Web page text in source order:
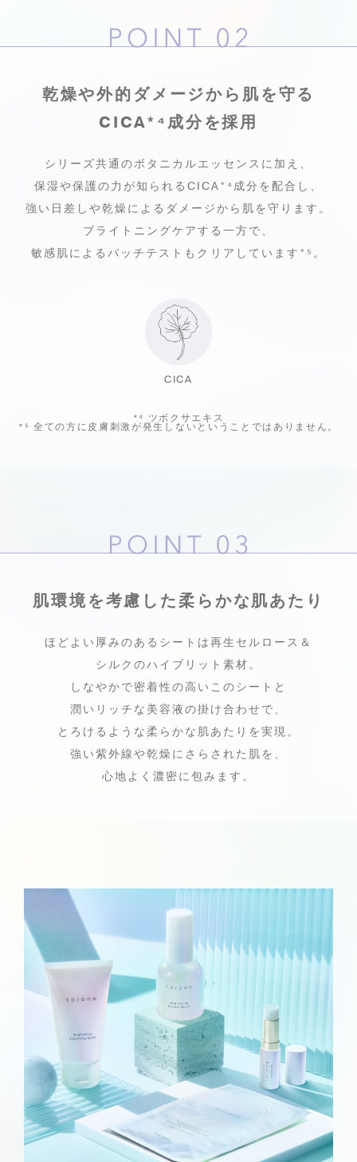
乾燥や外的ダメージから肌を守る
CICA*⁴成分を採用
シリーズ共通のボタニカルエッセンスに加え、
保湿や保護の力が知られるCICA*⁴成分を配合し、
強い日差しや乾燥によるダメージから肌を守ります。
ブライトニングケアする一方で、
敏感肌によるパッチテストもクリアしています*⁵。
CICA
*⁴ ツボクサエキス
*⁵ 全ての方に皮膚刺激が発生しないということではありません。
肌環境を考慮した柔らかな肌あたり
ほどよい厚みのあるシートは再生セルロース＆
シルクのハイブリット素材。
しなやかで密着性の高いこのシートと
潤いリッチな美容液の掛け合わせで、
とろけるような柔らかな肌あたりを実現。
強い紫外線や乾燥にさらされた肌を、
心地よく濃密に包みます。